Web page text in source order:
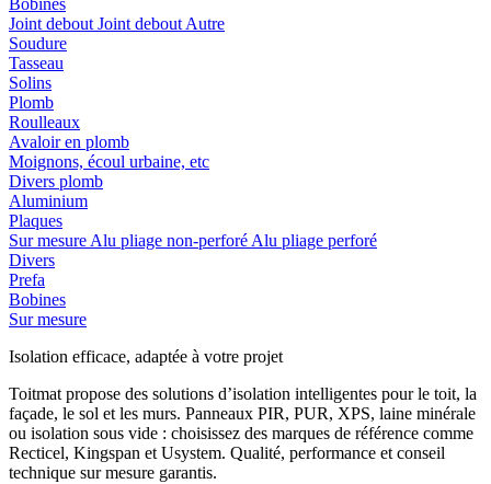
Bobines
Joint debout Joint debout Autre
Soudure
Tasseau
Solins
Plomb
Roulleaux
Avaloir en plomb
Moignons, écoul urbaine, etc
Divers plomb
Aluminium
Plaques
Sur mesure Alu pliage non-perforé Alu pliage perforé
Divers
Prefa
Bobines
Sur mesure
Isolation efficace, adaptée à votre projet
Toitmat propose des solutions d’isolation intelligentes pour le toit, la
façade, le sol et les murs. Panneaux PIR, PUR, XPS, laine minérale
ou isolation sous vide : choisissez des marques de référence comme
Recticel, Kingspan et Usystem. Qualité, performance et conseil
technique sur mesure garantis.